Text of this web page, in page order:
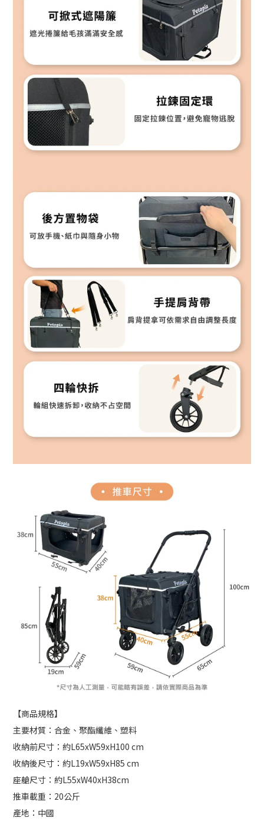
【商品規格】
主要材質：合金、 聚酯纖維 、塑料
收納前尺寸：約L65xW59xH100 cm
收納後尺寸：約L19xW59xH85 cm
座艙尺寸：約L55xW40xH38cm
推車載重：20公斤
產地：中國